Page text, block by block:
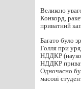
Великою
Конкорд,
приватний
Багато було
Голля при
НДДКР
НДДКР
Одночасно
масові